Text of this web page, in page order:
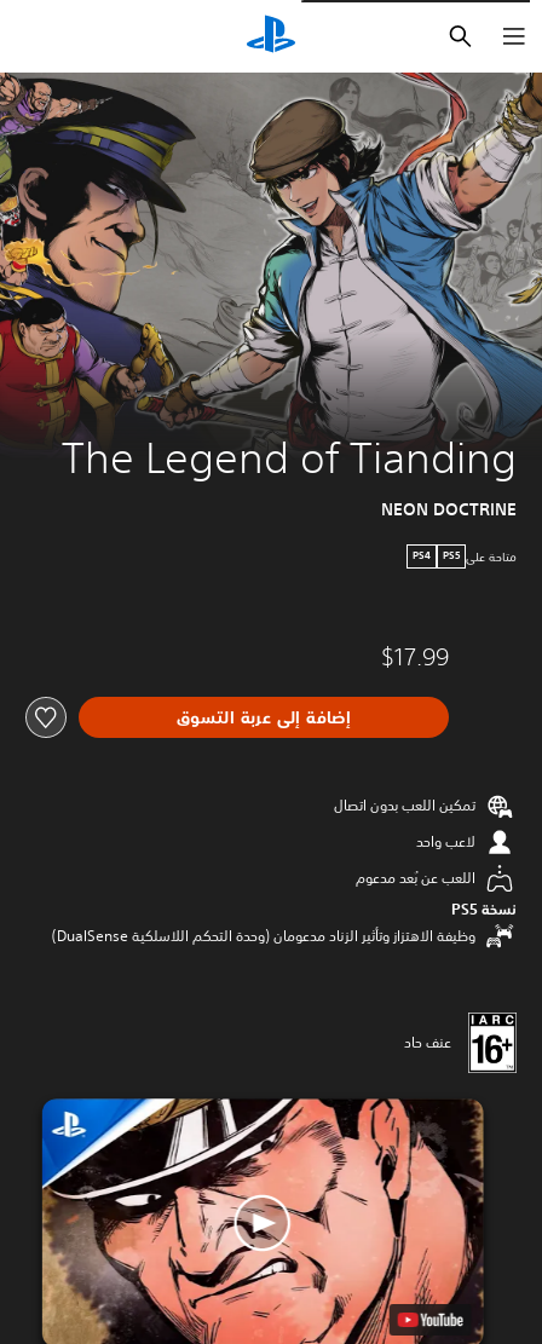
The Legend of Tianding
NEON DOCTRINE
متاحة على PS5
PS4
$17.99
إضافة إلى عربة التسوق
تمكين اللعب بدون اتصال
لاعب واحد
اللعب عن بُعد مدعوم
نسخة PS5‏
وظيفة الاهتزاز وتأثير الزناد مدعومان (وحدة التحكم اللاسلكية DualSense‏)
عنف حاد